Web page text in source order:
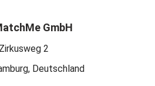
GmbH
Zirkusweg 2
Deutschland